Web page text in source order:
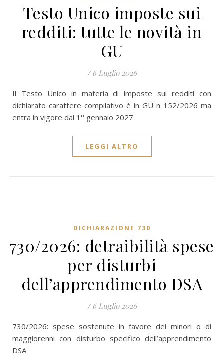
Testo Unico imposte sui
redditi: tutte le novità in
GU
/ 6 Luglio 2026
Il Testo Unico in materia di imposte sui redditi con
dichiarato carattere compilativo è in GU n 152/2026 ma
entra in vigore dal 1° gennaio 2027
LEGGI ALTRO
DICHIARAZIONE 730
730/2026: detraibilità spese
per disturbi
dell’apprendimento DSA
/ 6 Luglio 2026
730/2026: spese sostenute in favore dei minori o di
maggiorenni con disturbo specifico dell’apprendimento
DSA